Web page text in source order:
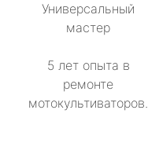
Универсальный
мастер
5 лет опыта в
ремонте
мотокультиваторов.